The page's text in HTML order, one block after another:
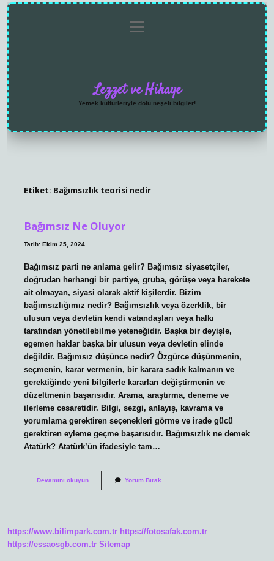
menüyü
aç
Lezzet ve Hikaye
Yemek kültürleriyle dolu neşeli bilgiler!
Etiket: Bağımsızlık teorisi nedir
Bağımsız Ne Oluyor
Tarih: Ekim 25, 2024
Bağımsız parti ne anlama gelir? Bağımsız siyasetçiler,
doğrudan herhangi bir partiye, gruba, görüşe veya harekete
ait olmayan, siyasi olarak aktif kişilerdir. Bizim
bağımsızlığımız nedir? Bağımsızlık veya özerklik, bir
ulusun veya devletin kendi vatandaşları veya halkı
tarafından yönetilebilme yeteneğidir. Başka bir deyişle,
egemen haklar başka bir ulusun veya devletin elinde
değildir. Bağımsız düşünce nedir? Özgürce düşünmenin,
seçmenin, karar vermenin, bir karara sadık kalmanın ve
gerektiğinde yeni bilgilerle kararları değiştirmenin ve
düzeltmenin başarısıdır. Arama, araştırma, deneme ve
ilerleme cesaretidir. Bilgi, sezgi, anlayış, kavrama ve
yorumlama gerektiren seçenekleri görme ve irade gücü
gerektiren eyleme geçme başarısıdır. Bağımsızlık ne demek
Atatürk? Atatürk’ün ifadesiyle tam…
Devamını okuyunBağımsız
Yorum Bırak
https://www.bilimpark.com.tr https://fotosafak.com.tr
https://essaosgb.com.tr Sitemap